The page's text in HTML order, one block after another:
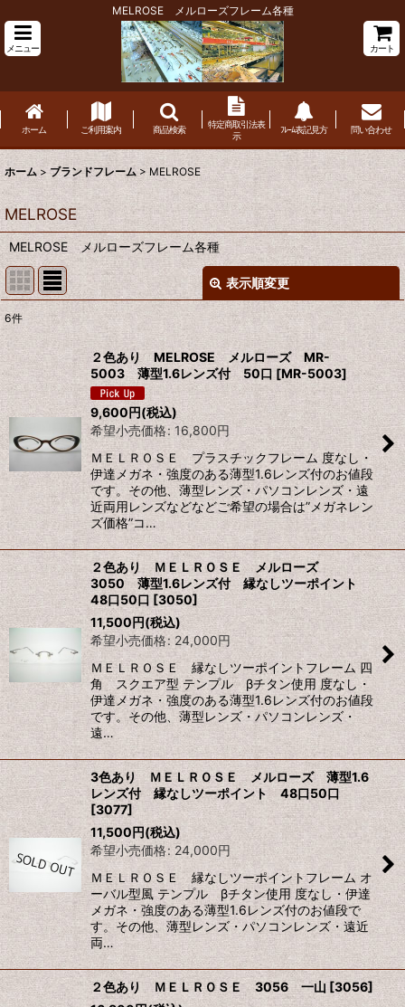
MELROSE メルローズフレーム各種
メニュー カート
ホーム ご利用案内 商品検索
特定商取引法表
示
ﾌﾚｰﾑ表記見方 問い合わせ
ホーム > ブランドフレーム > MELROSE
MELROSE
MELROSE メルローズフレーム各種
表示順変更
表示数
並び順:
絞り込む
6件
２色あり MELROSE メルローズ MR-
5003 薄型1.6レンズ付 50口 [MR-5003]
9,600円(税込)
希望小売価格: 16,800円
ＭＥＬＲＯＳＥ プラスチックフレーム 度なし・
伊達メガネ・強度のある薄型1.6レンズ付のお値段
です。その他、薄型レンズ・パソコンレンズ・遠
近両用レンズなどなどご希望の場合は”メガネレン
ズ価格”コ…
２色あり ＭＥＬＲＯＳＥ メルローズ
3050 薄型1.6レンズ付 縁なしツーポイント
48口50口 [3050]
11,500円(税込)
希望小売価格: 24,000円
ＭＥＬＲＯＳＥ 縁なしツーポイントフレーム 四
角 スクエア型 テンプル βチタン使用 度なし・
伊達メガネ・強度のある薄型1.6レンズ付のお値段
です。その他、薄型レンズ・パソコンレンズ・
遠…
3色あり ＭＥＬＲＯＳＥ メルローズ 薄型1.6
レンズ付 縁なしツーポイント 48口50口
[3077]
11,500円(税込)
希望小売価格: 24,000円
ＭＥＬＲＯＳＥ 縁なしツーポイントフレーム オ
ーバル型風 テンプル βチタン使用 度なし・伊達
メガネ・強度のある薄型1.6レンズ付のお値段で
す。その他、薄型レンズ・パソコンレンズ・遠近
両…
２色あり ＭＥＬＲＯＳＥ 3056 一山 [3056]